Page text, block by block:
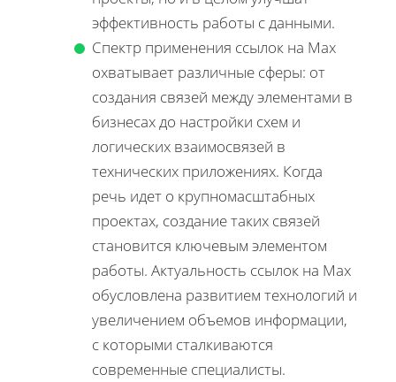
эффективность работы с данными.
Спектр применения ссылок на Max
охватывает различные сферы: от
создания связей между элементами в
бизнесах до настройки схем и
логических взаимосвязей в
технических приложениях. Когда
речь идет о крупномасштабных
проектах, создание таких связей
становится ключевым элементом
работы. Актуальность ссылок на Max
обусловлена развитием технологий и
увеличением объемов информации,
с которыми сталкиваются
современные специалисты.